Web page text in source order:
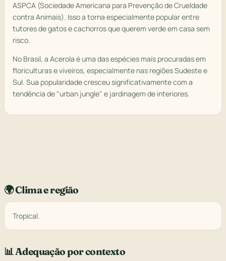
ASPCA (Sociedade Americana para Prevenção de Crueldade
contra Animais). Isso a torna especialmente popular entre
tutores de gatos e cachorros que querem verde em casa sem
risco.
No Brasil, a Acerola é uma das espécies mais procuradas em
floriculturas e viveiros, especialmente nas regiões Sudeste e
Sul. Sua popularidade cresceu significativamente com a
tendência de "urban jungle" e jardinagem de interiores.
🌍 Clima e região
Tropical.
📊 Adequação por contexto